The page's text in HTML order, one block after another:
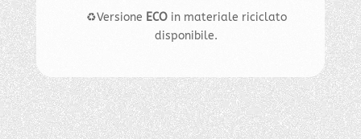
♻️Versione ECOin materiale riciclato
disponibile.